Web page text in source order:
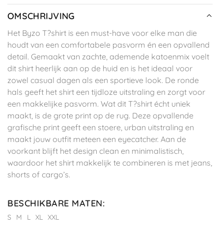
OMSCHRIJVING
Het Byzo T?shirt is een must-have voor elke man die
houdt van een comfortabele pasvorm én een opvallend
detail. Gemaakt van zachte, ademende katoenmix voelt
dit shirt heerlijk aan op de huid en is het ideaal voor
zowel casual dagen als een sportieve look. De ronde
hals geeft het shirt een tijdloze uitstraling en zorgt voor
een makkelijke pasvorm. Wat dit T?shirt écht uniek
maakt, is de grote print op de rug. Deze opvallende
grafische print geeft een stoere, urban uitstraling en
maakt jouw outfit meteen een eyecatcher. Aan de
voorkant blijft het design clean en minimalistisch,
waardoor het shirt makkelijk te combineren is met jeans,
shorts of cargo’s.
BESCHIKBARE MATEN:
S M L XL XXL